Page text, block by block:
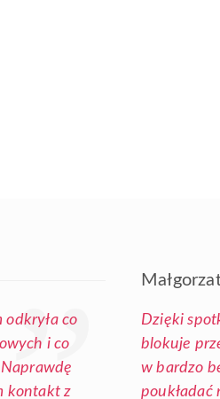
odkryła co
i co
kontakt z
Dzięki
blokuje
w bardzo
poukładać